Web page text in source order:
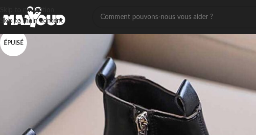
Skip to navigation
Skip to main content
ÉPUISÉ